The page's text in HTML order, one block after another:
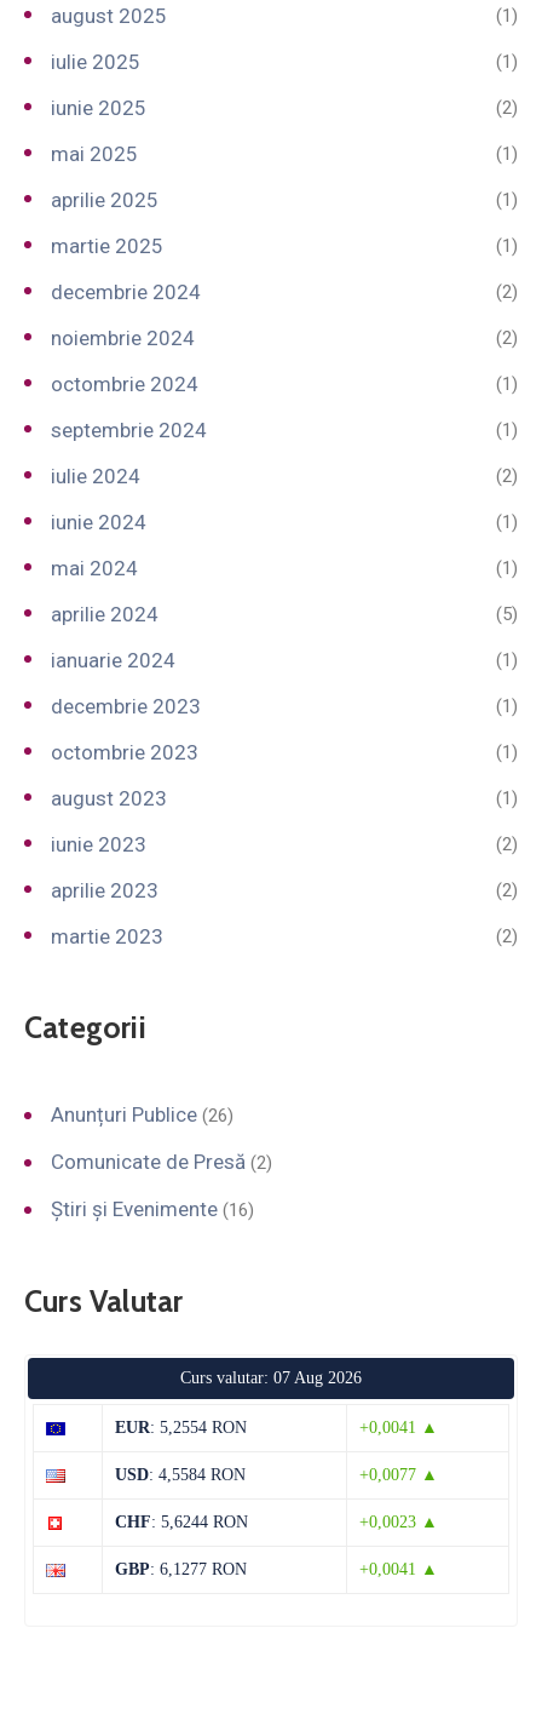
august 2025 (1)
iulie 2025 (1)
iunie 2025 (2)
mai 2025 (1)
aprilie 2025 (1)
martie 2025 (1)
decembrie 2024 (2)
noiembrie 2024 (2)
octombrie 2024 (1)
septembrie 2024 (1)
iulie 2024 (2)
iunie 2024 (1)
mai 2024 (1)
aprilie 2024 (5)
ianuarie 2024 (1)
decembrie 2023 (1)
octombrie 2023 (1)
august 2023 (1)
iunie 2023 (2)
aprilie 2023 (2)
martie 2023 (2)
Categorii
Anunțuri Publice (26)
Comunicate de Presă (2)
Știri și Evenimente (16)
Curs Valutar
Curs valutar: 07 Aug 2026
EUR: 5,2554 RON +0,0041 ▲
USD: 4,5584 RON +0,0077 ▲
CHF: 5,6244 RON +0,0023 ▲
GBP: 6,1277 RON +0,0041 ▲